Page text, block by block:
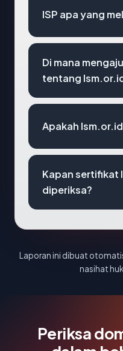
ISP apa yang
Di mana
tentang
Apakah
Kapan sertifikat
diperiksa?
Laporan ini dibuat
nasihat
Periksa